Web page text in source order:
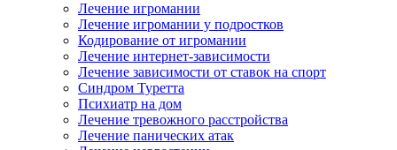
Лечение игромании
Лечение игромании у подростков
Кодирование от игромании
Лечение интернет-зависимости
Лечение зависимости от ставок на спорт
Синдром Туретта
Психиатр на дом
Лечение тревожного расстройства
Лечение панических атак